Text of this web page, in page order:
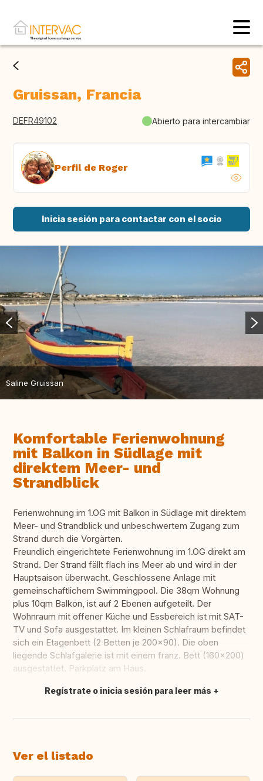
Gruissan, Francia
DEFR49102 Abierto para intercambiar
Perfil de Roger
Inicia sesión para contactar con el socio
Saline Gruissan
Komfortable Ferienwohnung
mit Balkon in Südlage mit
direktem Meer- und
Strandblick
Ferienwohnung im 1.OG mit Balkon in Südlage mit direktem
Meer- und Strandblick und unbeschwertem Zugang zum
Strand durch die Vorgärten.
Freundlich eingerichtete Ferienwohnung im 1.OG direkt am
Strand. Der Strand fällt flach ins Meer ab und wird in der
Hauptsaison überwacht. Geschlossene Anlage mit
gemeinschaftlichem Swimmingpool. Die 38qm Wohnung
plus 10qm Balkon, ist auf 2 Ebenen aufgeteilt. Der
Wohnraum mit offener Küche und Essbereich ist mit SAT-
TV und Sofa ausgestattet. Im kleinen Schlafraum befindet
sich ein Etagenbett (2 Betten je 200x90). Die oben
liegende Schlafgalerie ist mit einem franz. Bett (160x200)
ausgestattet. Parkplatz am Haus.
Traducir
Regístrate o inicia sesión para leer más
Ver el listado